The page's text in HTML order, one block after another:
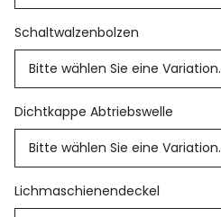
Schaltwalzenbolzen
Bitte wählen Sie eine Variation.
Dichtkappe Abtriebswelle
Bitte wählen Sie eine Variation.
Lichmaschienendeckel